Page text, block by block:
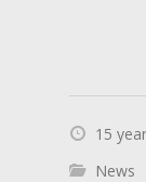
15
News